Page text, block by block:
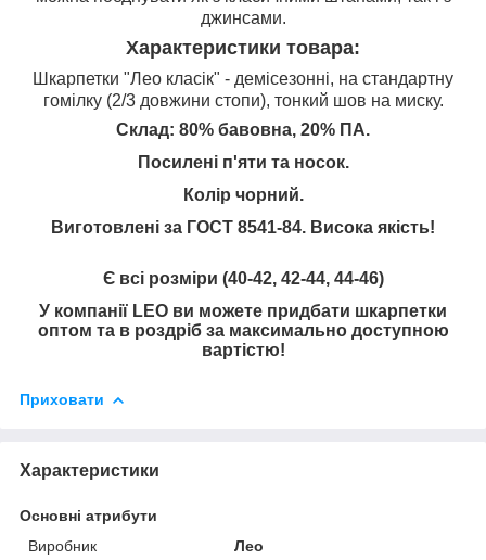
джинсами.
Характеристики товара:
Шкарпетки "Лео класік" - демісезонні, на стандартну
гомілку (2/3 довжини стопи), тонкий шов на миску.
Склад: 80% бавовна, 20% ПА.
Посилені п'яти та носок.
Колір чорний.
Виготовлені за ГОСТ 8541-84. Висока якість!
Є всі розміри (40-42, 42-44, 44-46)
У компанії LEO ви можете придбати шкарпетки
оптом та в роздріб за максимально доступною
вартістю!
Приховати
Характеристики
Основні атрибути
Виробник
Лео